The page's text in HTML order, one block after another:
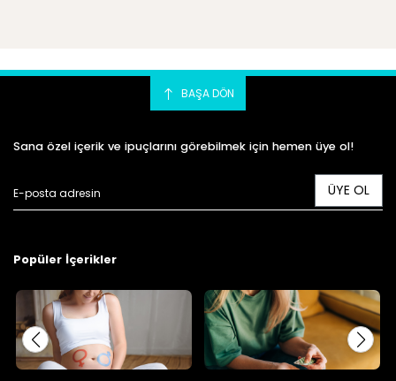
BAŞA DÖN
Sana özel içerik ve ipuçlarını görebilmek için hemen üye ol!
ÜYE OL
Popüler İçerikler